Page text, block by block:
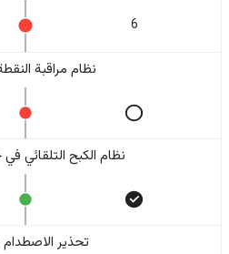
6
نظام مراقبة
نظام الكبح التلقائي
تحذير الاصطدام